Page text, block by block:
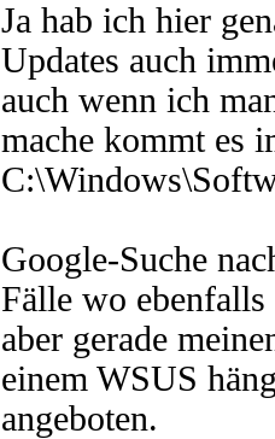
Ja hab ich hier
Updates auch
auch wenn ich
mache kommt es
Google-Suche
Fälle wo
aber gerade
einem WSUS
angeboten.